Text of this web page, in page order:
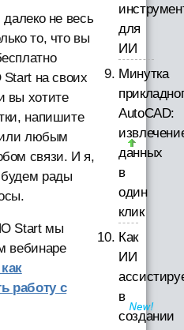
не весь
то, что вы
Start на своих
вы хотите
напишите
любым
связи. И я,
рады
Start мы
вебинаре
работу с
для
ИИ
Минутка
AutoCAD:
данных
в
один
клик
Как
ИИ
в
создании